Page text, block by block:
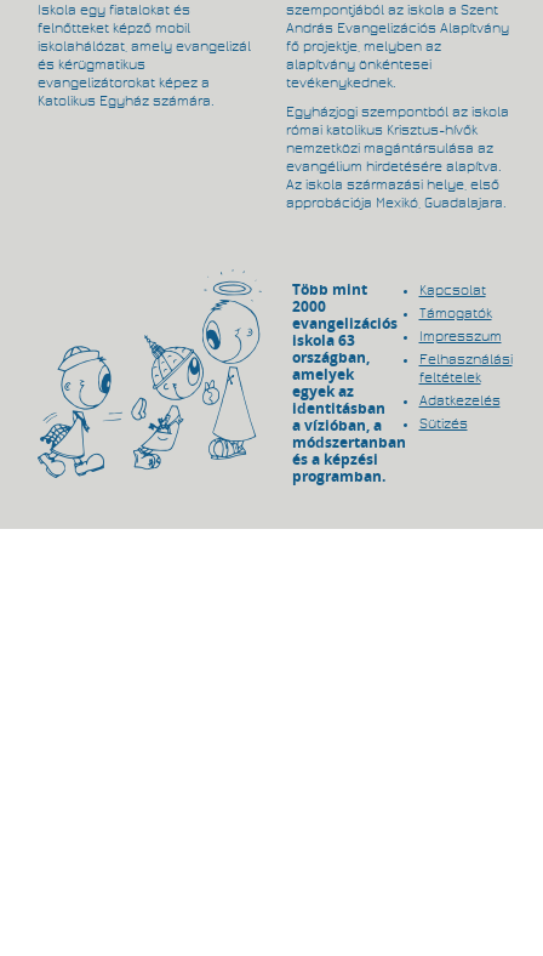
Iskola egy fiatalokat és
felnőtteket képző mobil
iskolahálózat, amely evangelizál
és kérügmatikus
evangelizátorokat képez a
Katolikus Egyház számára.
szempontjából az iskola a Szent
András Evangelizációs Alapítvány
fő projektje, melyben az
alapítvány önkéntesei
tevékenykednek.
Egyházjogi szempontból az iskola
római katolikus Krisztus-hívők
nemzetközi magántársulása az
evangélium hirdetésére alapítva.
Az iskola származási helye, első
approbációja Mexikó, Guadalajara.
Több mint
2000
evangelizációs
iskola 63
országban,
amelyek
egyek az
identitásban
a vízióban, a
módszertanban
és a képzési
programban.
Kapcsolat
Támogatók
Impresszum
Felhasználási
feltételek
Adatkezelés
Sütizés